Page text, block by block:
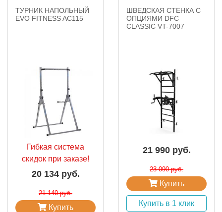
ТУРНИК НАПОЛЬНЫЙ
EVO FITNESS AC115
Гибкая система
скидок при заказе!
20 134 руб.
21 140 руб.
Купить
ШВЕДСКАЯ СТЕНКА С
ОПЦИЯМИ DFC
CLASSIC VT-7007
21 990 руб.
23 090 руб.
Купить
Купить в 1 клик